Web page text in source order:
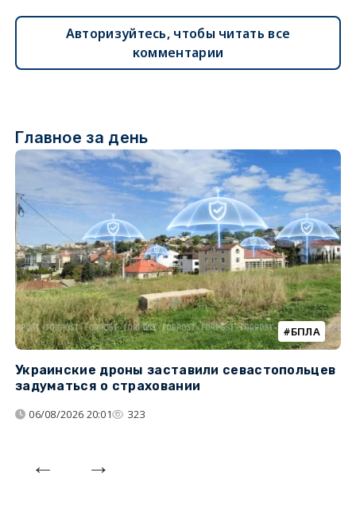
Авторизуйтесь, чтобы читать все
комментарии
Главное за день
БПЛА
Украинские дроны заставили севастопольцев
задуматься о страховании
06/08/2026 20:01 323